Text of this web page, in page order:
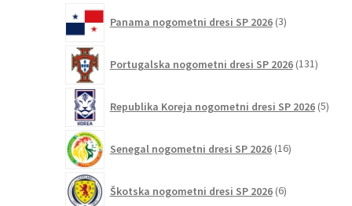
Panama nogometni dresi SP 2026 3izdelki
Portugalska nogometni dresi SP 2026 131
Republika Koreja nogometni dresi SP 2026 5
Senegal nogometni dresi SP 2026 16izdelkov
Škotska nogometni dresi SP 2026 6izdelkov